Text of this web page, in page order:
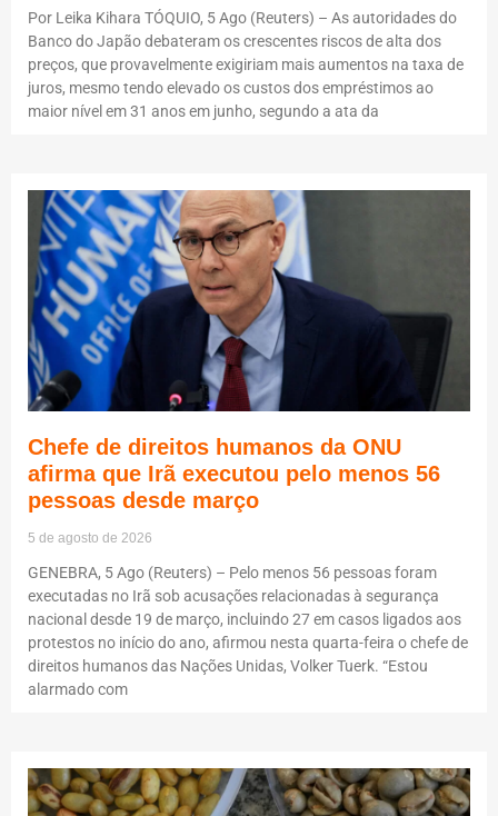
Por Leika Kihara TÓQUIO, 5 Ago (Reuters) – As autoridades do
Banco do Japão debateram os crescentes riscos de alta dos
preços, que provavelmente exigiriam mais aumentos na taxa de
juros, mesmo tendo elevado os custos dos empréstimos ao
maior nível em 31 anos em junho, segundo a ata da
Chefe de direitos humanos da ONU
afirma que Irã executou pelo menos 56
pessoas desde março
5 de agosto de 2026
GENEBRA, 5 Ago (Reuters) – Pelo menos 56 pessoas foram
executadas no Irã sob acusações relacionadas à segurança
nacional desde 19 de março, incluindo 27 em casos ligados aos
protestos no início do ano, afirmou nesta quarta-feira o chefe de
direitos humanos das Nações Unidas, Volker Tuerk. “Estou
alarmado com